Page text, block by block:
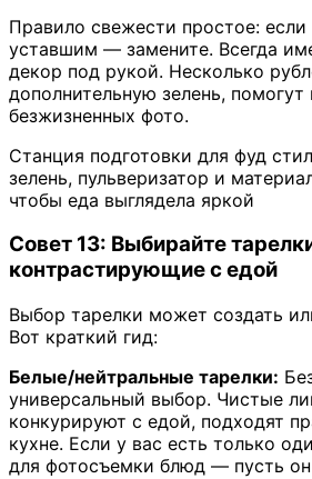
Правило свежести простое: если
уставшим — замените. Всегда
декор под рукой. Несколько
дополнительную зелень,
безжизненных фото.
Станция подготовки для фуд
зелень, пульверизатор и
чтобы еда выглядела яркой
Совет 13: Выбирайте
контрастирующие с едой
Выбор тарелки может создать
Вот краткий гид:
Белые/нейтральные тарелки:
универсальный выбор. Чистые
конкурируют с едой, подходят
кухне. Если у вас есть только
для фотосъемки блюд — пусть